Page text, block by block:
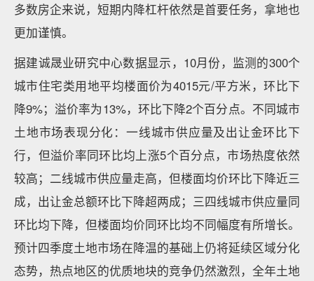
多数房企来说，短期内降杠杆依然是首要任务，拿地也
更加谨慎。
据建诚晟业研究中心数据显示，10月份，监测的300个
城市住宅类用地平均楼面价为4015元/平方米，环比下
降9%；溢价率为13%，环比下降2个百分点。不同城市
土地市场表现分化：一线城市供应量及出让金环比下
行，但溢价率同环比均上涨5个百分点，市场热度依然
较高；二线城市供应量走高，但楼面均价环比下降近三
成，出让金总额环比下降超两成；三四线城市供应量同
环比均下降，但楼面均价同环比均不同幅度有所增长。
预计四季度土地市场在降温的基础上仍将延续区域分化
态势，热点地区的优质地块的竞争仍然激烈，全年土地